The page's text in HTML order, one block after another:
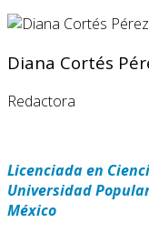
Diana Cortés
Redactora
Licenciada en
Universidad
México